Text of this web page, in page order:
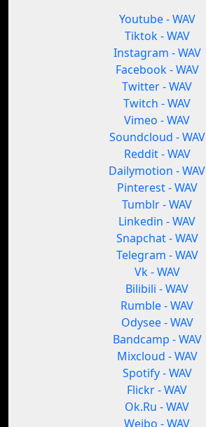
Youtube - WAV
Tiktok - WAV
Instagram - WAV
Facebook - WAV
Twitter - WAV
Twitch - WAV
Vimeo - WAV
Soundcloud - WAV
Reddit - WAV
Dailymotion - WAV
Pinterest - WAV
Tumblr - WAV
Linkedin - WAV
Snapchat - WAV
Telegram - WAV
Vk - WAV
Bilibili - WAV
Rumble - WAV
Odysee - WAV
Bandcamp - WAV
Mixcloud - WAV
Spotify - WAV
Flickr - WAV
Ok.Ru - WAV
Weibo - WAV